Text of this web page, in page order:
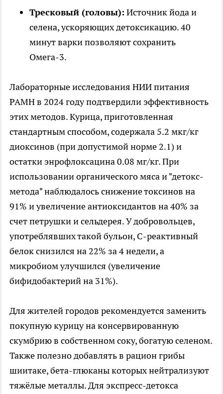
Тресковый (головы): Источник йода и
селена, ускоряющих детоксикацию. 40
минут варки позволяют сохранить
Омега-3.
Лабораторные исследования НИИ питания
РАМН в 2024 году подтвердили эффективность
этих методов. Курица, приготовленная
стандартным способом, содержала 5.2 мкг/кг
диоксинов (при допустимой норме 2.1) и
остатки энрофлоксацина 0.08 мг/кг. При
использовании органического мяса и "детокс-
метода" наблюдалось снижение токсинов на
91% и увеличение антиоксидантов на 40% за
счет петрушки и сельдерея. У добровольцев,
употреблявших такой бульон, С-реактивный
белок снизился на 22% за 4 недели, а
микробиом улучшился (увеличение
бифидобактерий на 31%).
Для жителей городов рекомендуется заменить
покупную курицу на консервированную
скумбрию в собственном соку, богатую селеном.
Также полезно добавлять в рацион грибы
шиитаке, бета-глюканы которых нейтрализуют
тяжёлые металлы. Для экспресс-детокса